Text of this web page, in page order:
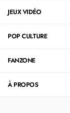
JEUX VIDÉO
POP CULTURE
FANZONE
À PROPOS